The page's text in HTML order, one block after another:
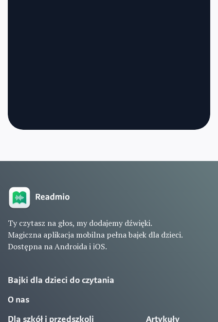
Ty czytasz na głos, my dodajemy dźwięki.
Magiczna aplikacja mobilna pełna bajek dla dzieci.
Dostępna na Androida i iOS.
Bajki dla dzieci do czytania
O nas
Dla szkół i przedszkoli Artykuły